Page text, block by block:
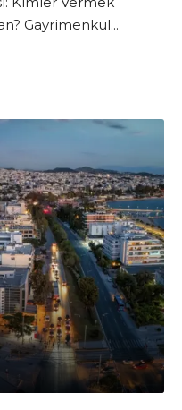
Gayrimenkul...